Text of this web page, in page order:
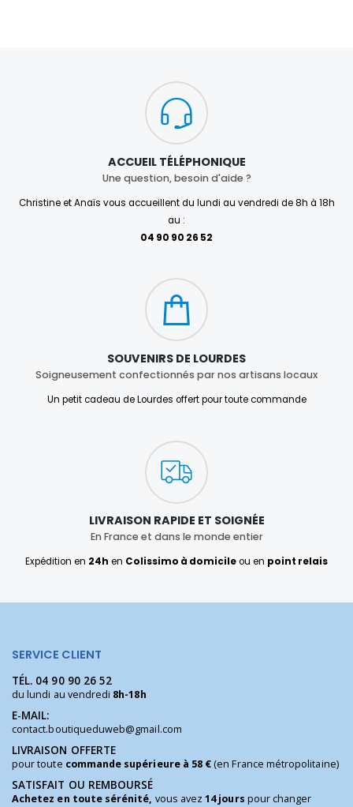
ACCUEIL TÉLÉPHONIQUE
Une question, besoin d'aide ?
Christine et Anaïs vous accueillent du lundi au vendredi de 8h à 18h
au :
04 90 90 26 52
SOUVENIRS DE LOURDES
Soigneusement confectionnés par nos artisans locaux
Un petit cadeau de Lourdes offert pour toute commande
LIVRAISON RAPIDE ET SOIGNÉE
En France et dans le monde entier
Expédition en 24h en Colissimo à domicileou en point relais
SERVICE CLIENT
TÉL. 04 90 90 26 52
du lundi au vendredi 8h-18h
E-MAIL:
contact.boutiqueduweb@gmail.com
LIVRAISON OFFERTE
pour toute commande supérieure à 58 €(en France métropolitaine)
SATISFAIT OU REMBOURSÉ
Achetez en toute sérénité, vous avez14 jours pour changer